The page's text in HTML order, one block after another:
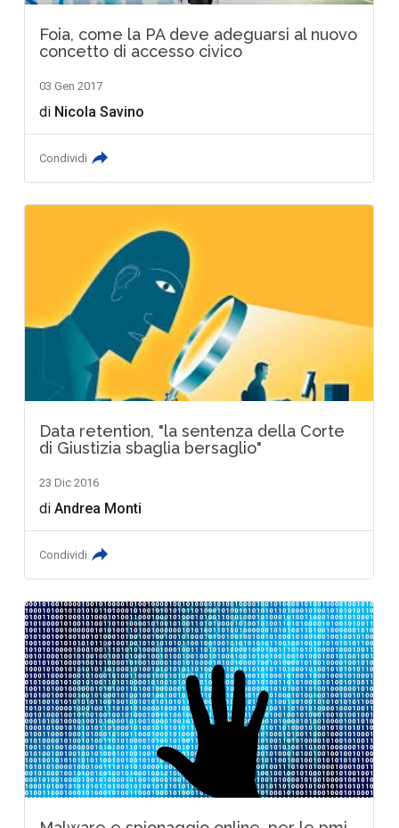
Foia, come la PA deve adeguarsi al nuovo
concetto di accesso civico
03 Gen 2017
di Nicola Savino
Condividi
Data retention, "la sentenza della Corte
di Giustizia sbaglia bersaglio"
23 Dic 2016
diAndrea Monti
Condividi